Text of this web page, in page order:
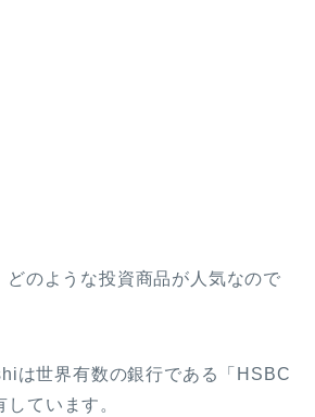
どのような投資商品が人気なので
は世界有数の銀行である「HSBC
ています。